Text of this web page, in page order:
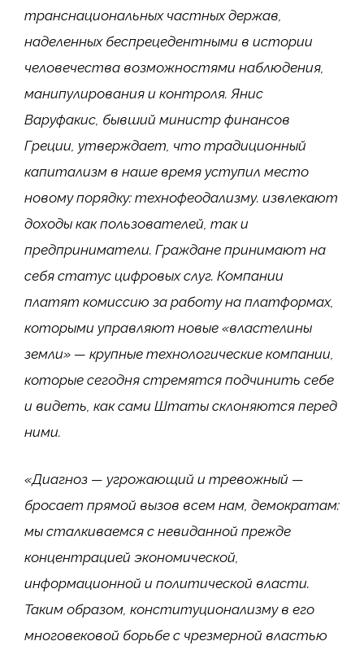
транснациональных частных держав,
наделенных беспрецедентными в истории
человечества возможностями наблюдения,
манипулирования и контроля. Янис
Варуфакис, бывший министр финансов
Греции, утверждает, что традиционный
капитализм в наше время уступил место
новому порядку: технофеодализму. извлекают
доходы как пользователей, так и
предприниматели. Граждане принимают на
себя статус цифровых слуг. Компании
платят комиссию за работу на платформах,
которыми управляют новые «властелины
земли» — крупные технологические компании,
которые сегодня стремятся подчинить себе
и видеть, как сами Штаты склоняются перед
ними.
«Диагноз — угрожающий и тревожный —
бросает прямой вызов всем нам, демократам:
мы сталкиваемся с невиданной прежде
концентрацией экономической,
информационной и политической власти.
Таким образом, конституционализму в его
многовековой борьбе с чрезмерной властью